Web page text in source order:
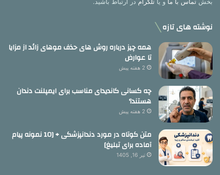
بخش تماس با ما و یا تلگرام در ارتباط باشید.
نوشته های تازه
همه چیز درباره روش های حذف موهای زائد از مزایا
تا عوارض
2 هفته پیش
چه کسانی کاندیدای مناسب برای ایمپلنت دندان
هستند؟
2 هفته پیش
متن کوتاه در مورد دندانپزشکی + [10 نمونه پیام
آماده برای تبلیغ]
تیر 16, 1405